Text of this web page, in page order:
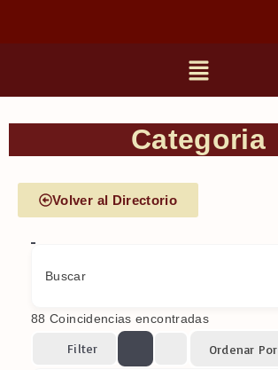
Categoria
Buscar
88 Coincidencias encontradas
Filter Ordenar Por
Volver al Directorio